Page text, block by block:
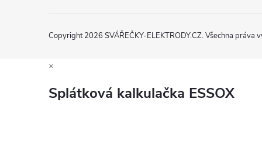
Copyright 2026 SVÁŘEČKY-ELEKTRODY.CZ. Všechna práva
×
Splátková kalkulačka ESSOX